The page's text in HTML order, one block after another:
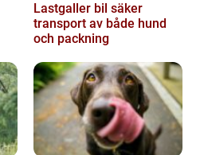
Lastgaller bil säker
transport av både hund
och packning